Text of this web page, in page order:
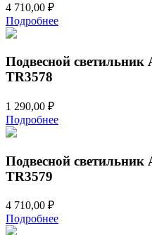
4 710,00 ₽
Подробнее
Подвесной
TR3578
1 290,00 ₽
Подробнее
Подвесной
TR3579
4 710,00 ₽
Подробнее